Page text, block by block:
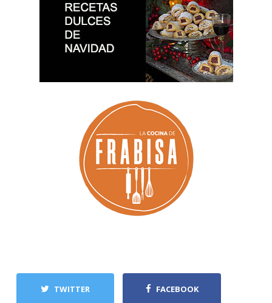
TWITTER FACEBOOK